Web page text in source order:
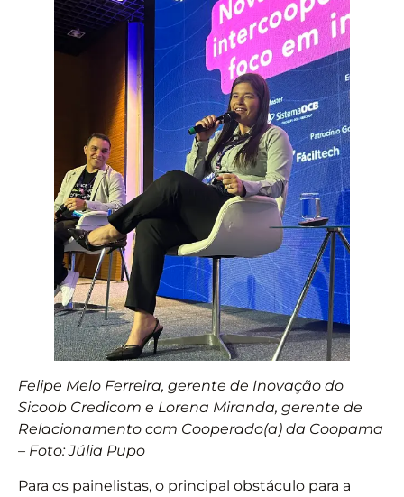
Felipe Melo Ferreira, gerente de Inovação do
Sicoob Credicom e Lorena Miranda, gerente de
Relacionamento com Cooperado(a) da Coopama
– Foto: Júlia Pupo
Para os painelistas, o principal obstáculo para a